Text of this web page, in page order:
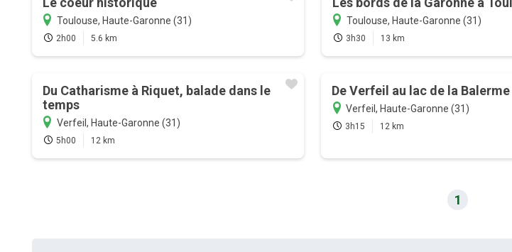
Toulouse, Haute-Garonne (31)
2h00 5.6 km
Toulouse, Haute-Garonne (31)
3h30 13 km
Du Catharisme à Riquet, balade dans le
temps
Verfeil, Haute-Garonne (31)
5h00 12 km
De Verfeil au lac de la Balerme
Verfeil, Haute-Garonne (31)
3h15 12 km
1